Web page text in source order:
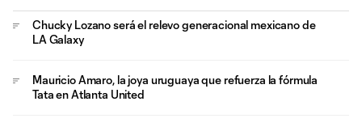
Chucky Lozano será el relevo generacional mexicano de
LA Galaxy
Mauricio Amaro, la joya uruguaya que refuerza la fórmula
Tata en Atlanta United